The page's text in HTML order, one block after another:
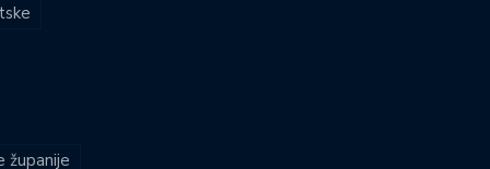
županije